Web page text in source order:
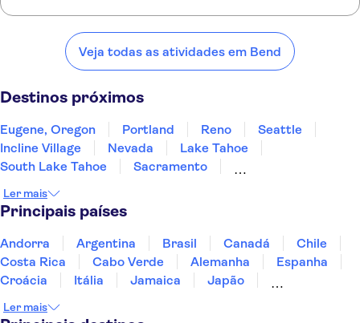
Eugene, Oregon Incline Village
Veja todas as atividades em Bend
Destinos próximos
Eugene, Oregon Portland Reno
Seattle
Incline Village
Nevada
Lake Tahoe
South Lake Tahoe
Sacramento
Salt Lake City
Ler mais
Principais países
Andorra Argentina Brasil Canadá
Chile
Costa Rica
Cabo Verde Alemanha
Espanha
Croácia
Itália Jamaica
Japão
Portugal
Singapura
Ler mais